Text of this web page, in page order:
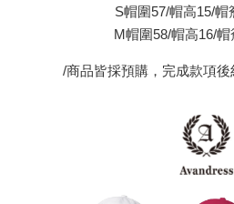
S帽圍57/帽高15/帽
M帽圍58/帽高16/
/商品皆採預購，完成款項